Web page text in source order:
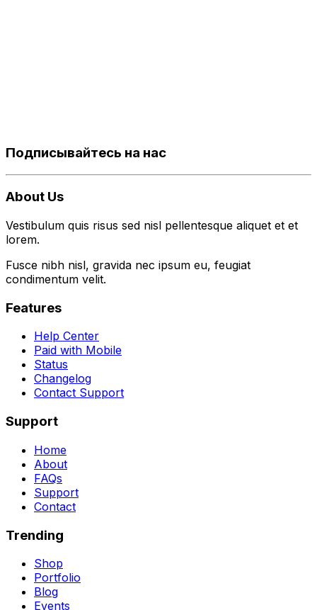
Подписывайтесь на нас
About Us
Vestibulum quis risus sed nisl pellentesque aliquet et et
lorem.
Fusce nibh nisl, gravida nec ipsum eu, feugiat
condimentum velit.
Features
Help Center
Paid with Mobile
Status
Changelog
Contact Support
Support
Home
About
FAQs
Support
Contact
Trending
Shop
Portfolio
Blog
Events